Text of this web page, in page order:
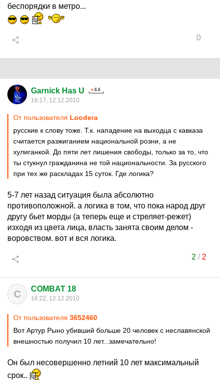
беспорядки в метро...
0
Garnick Has U
16:17, 12.12.2010
От пользователя Loodera
русские к слову тоже. Т.к. нападение на выходца с кавказа
считается разжиганием национальной розни, а не
хулиганкой. До пяти лет лишения свободы, только за то, что
ты стукнул гражданина не той национальности. За русского
при тех же раскладах 15 суток. Где логика?
5-7 лет назад ситуация была абсолютно
противоположной. а логика в том, что пока народ друг
другу бьет морды (а теперь еще и стреляет-режет)
изходя из цвета лица, власть занята своим делом -
воровством. вот и вся логика.
2 / 2
C COMBAT 18
16:22, 12.12.2010
От пользователя 3652460
Вот Артур Рыно убивший больше 20 человек с неславянской
внешностью получил 10 лет...замечательно!
Он был несовершенно летний 10 лет максимальный
срок..